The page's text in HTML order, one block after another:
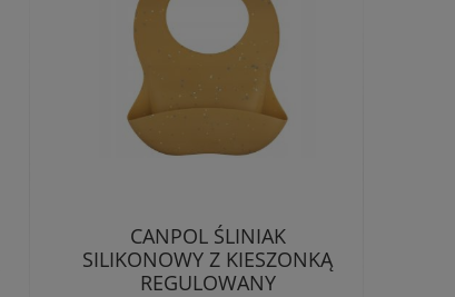
CANPOL ŚLINIAK
SILIKONOWY Z KIESZONKĄ
REGULOWANY